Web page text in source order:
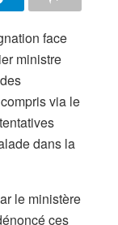
face
ministre
via le
dans la
le ministère
ces